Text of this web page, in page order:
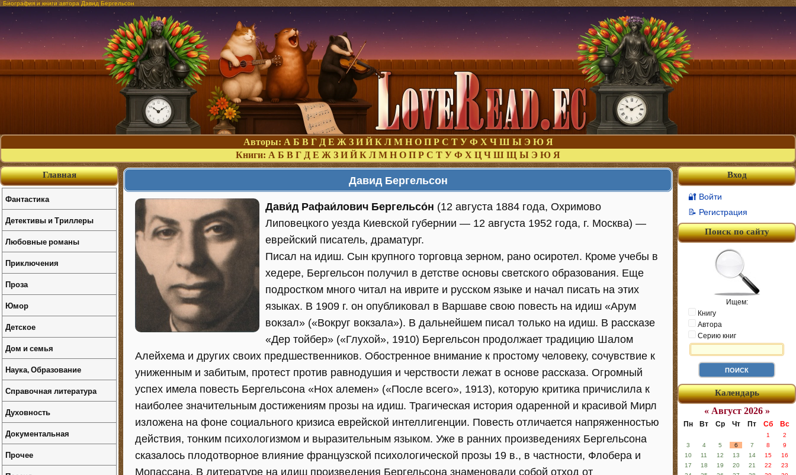
Биография и книги автора Давид Бергельсон
Авторы: А Б В Г Д Е Ж З И Й К Л М Н О П Р С Т У Ф Х Ч Ш Ы Э Ю Я
Книги: А Б В Г Д Е Ж З И Й К Л М Н О П Р С Т У Ф Х Ц Ч Ш Щ Ы Э Ю Я
Давид Бергельсон
Дави́д Рафаи́лович Бергельсо́н (12 августа 1884 года, Охримово
Липовецкого уезда Киевской губернии — 12 августа 1952 года, г. Москва) —
еврейский писатель, драматург.
Писал на идиш. Сын крупного торговца зерном, рано осиротел. Кроме учебы в
хедере, Бергельсон получил в детстве основы светского образования. Еще
подростком много читал на иврите и русском языке и начал писать на этих
языках. В 1909 г. он опубликовал в Варшаве свою повесть на идиш «Арум
вокзал» («Вокруг вокзала»). В дальнейшем писал только на идиш. В рассказе
«Дер тойбер» («Глухой», 1910) Бергельсон продолжает традицию Шалом
Алейхема и других своих предшественников. Обостренное внимание к простому человеку, сочувствие к
униженным и забитым, протест против равнодушия и черствости лежат в основе рассказа. Огромный
успех имела повесть Бергельсона «Нох алемен» («После всего», 1913), которую критика причислила к
наиболее значительным достижениям прозы на идиш. Трагическая история одаренной и красивой Мирл
изложена на фоне социального кризиса еврейской интеллигенции. Повесть отличается напряженностью
действия, тонким психологизмом и выразительным языком. Уже в ранних произведениях Бергельсона
сказалось плодотворное влияние французской психологической прозы 19 в., в частности, Флобера и
Мопассана. В литературе на идиш произведения Бергельсона знаменовали собой отход от
Вход
🔐 Войти
📝 Регистрация
Поиск по сайту
Ищем:
Книгу
Автора
Серию книг
Календарь
« Август 2026 »
Пн Вт Ср Чт Пт Сб Вс
1
2
3
4 5 6 7 8
9
10
11 12 13 14 15
16
17
18 19 20 21 22
23
Главная
Фантастика
Детективы и Триллеры
Любовные романы
Приключения
Проза
Юмор
Детское
Дом и семья
Наука, Образование
Справочная литература
Духовность
Документальная
Прочее